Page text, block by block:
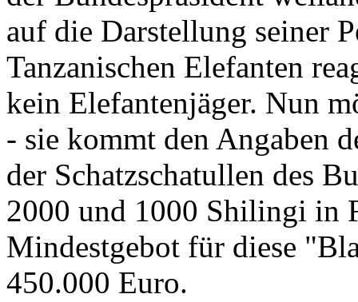
auf die Darstellung seiner
Tanzanischen Elefanten
kein Elefantenjäger. Nun
- sie kommt den Angaben
der Schatzschatullen des
2000 und 1000 Shilingi in
Mindestgebot für diese
450.000 Euro.